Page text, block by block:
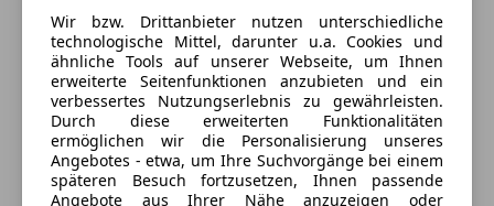
12 monatigen Standard-Garantie übergeben, sofern
keine Herstellergarantie gültig ist. Den
Garantieumfang entnehmen Sie bitte dem letzten
Bild.
Finanzierung
Wir bieten Ihnen gerne ein attraktives
Finanzierungsangebot über
Sternebewertung 4.5 von 5
4,5Sterne
(93% Weiterempfehlungen)
Anbieter auf AutoScout24 seit 2007
Showroom
Geöffnet
Schließt um 17:00
Wir bzw. Drittanbieter nutzen unterschiedliche
technologische Mittel, darunter u.a. Cookies und
ähnliche Tools auf unserer Webseite, um Ihnen
erweiterte Seitenfunktionen anzubieten und ein
verbessertes Nutzungserlebnis zu gewährleisten.
Durch diese erweiterten Funktionalitäten
ermöglichen wir die Personalisierung unseres
Angebotes - etwa, um Ihre Suchvorgänge bei einem
späteren Besuch fortzusetzen, Ihnen passende
Angebote aus Ihrer Nähe anzuzeigen oder